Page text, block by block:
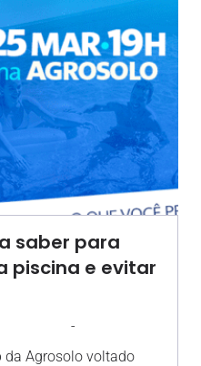
saber para
piscina e evitar
-
da Agrosolo voltado